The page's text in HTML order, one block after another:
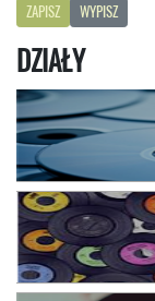
ZAPISZ WYPISZ
DZIAŁY